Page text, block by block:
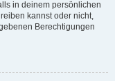
in deinem persönlichen
kannst oder nicht,
Berechtigungen